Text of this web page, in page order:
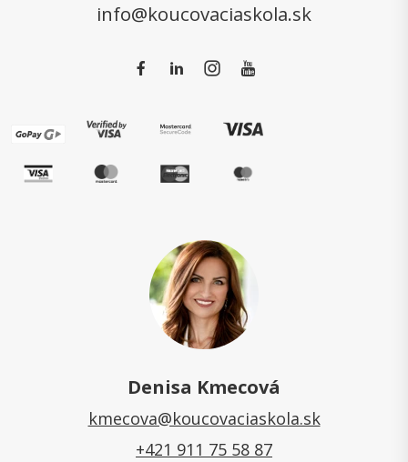
info@koucovaciaskola.sk
Denisa Kmecová
kmecova@koucovaciaskola.sk
+421 911 75 58 87